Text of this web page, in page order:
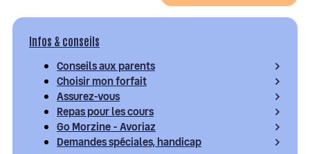
Infos & conseils
Conseils aux parents
Choisir mon forfait
Assurez-vous
Repas pour les cours
Go Morzine - Avoriaz
Demandes spéciales, handicap